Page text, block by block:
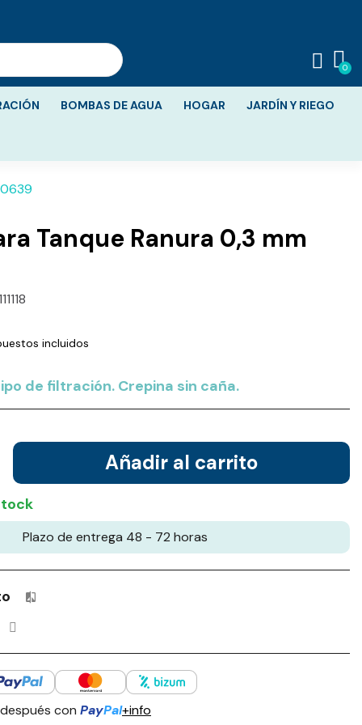
BOMBAS DE AGUA HOGAR JARDÍN Y RIEGO
Ranura 0,3 mm
incluidos
de filtración. Crepina sin caña.
Añadir al carrito
Plazo de entrega 48 - 72 horas
Productos incluidos en tu lista de comparación: 0 / 4
con PayPal+info